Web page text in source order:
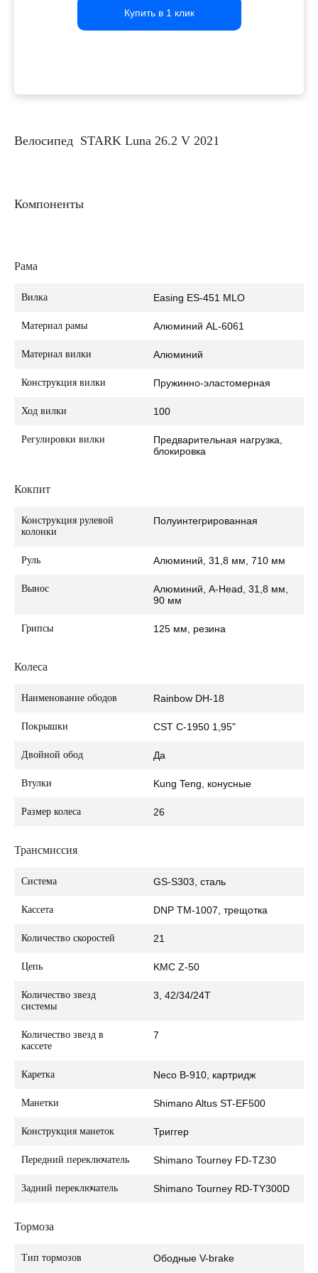
Купить в 1 клик
Купить в 1 клик
Купить в 1 клик
Велосипед STARK Luna 26.2 V 2021
Компоненты
Рама
Вилка Easing ES-451 MLO
Материал рамы Алюминий AL-6061
Материал вилки Алюминий
Конструкция вилки Пружинно-эластомерная
Ход вилки 100
Регулировки вилки
Предварительная нагрузка,
блокировка
Кокпит
Конструкция рулевой
колонки
Полуинтегрированная
Руль Алюминий, 31,8 мм, 710 мм
Вынос
Алюминий, A-Head, 31,8 мм,
90 мм
Грипсы 125 мм, резина
Колеса
Наименование ободов Rainbow DH-18
Покрышки CST C-1950 1,95"
Двойной обод Да
Втулки Kung Teng, конусные
Размер колеса 26
Трансмиссия
Система GS-S303, сталь
Кассета DNP TM-1007, трещотка
Количество скоростей 21
Цепь KMC Z-50
Количество звезд
системы
3, 42/34/24T
Количество звезд в
кассете
7
Каретка Neco B-910, картридж
Манетки Shimano Altus ST-EF500
Конструкция манеток Триггер
Передний переключатель Shimano Tourney FD-TZ30
Задний переключатель Shimano Tourney RD-TY300D
Тормоза
Тип тормозов Ободные V-brake